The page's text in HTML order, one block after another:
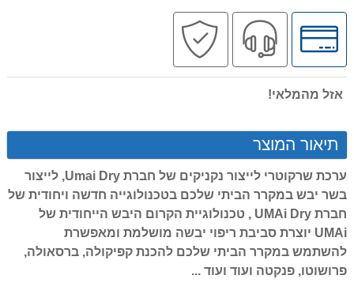
לחץ
לאפשרויות
תשלומים
שירות
מקצועי
אזל מהמלאי!
תיאור המוצר
ערכת שרקוטרי לייצור נקניקים של חברת Umai Dry, לייצור
בשר יבש במקרר הביתי שלכם בטכנולוגייה חדשה ויחודית של
חברת UMAi Dry , טכנולוגיית הקרום היבש הייחודית של
UMAi יוצרת סביבת ריפוי יבשה מושלמת ומאפשרת
להשתמש במקרר הביתי שלכם להכנת קפיקולה, ברסאולה,
פרושוטו, פנקטה ועוד ועוד ...